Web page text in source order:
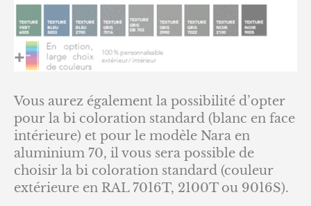
Vous aurez également la possibilité d’opter
pour la bi coloration standard (blanc en face
intérieure) et pour le modèle Nara en
aluminium 70, il vous sera possible de
choisir la bi coloration standard (couleur
extérieure en RAL 7016T, 2100T ou 9016S).